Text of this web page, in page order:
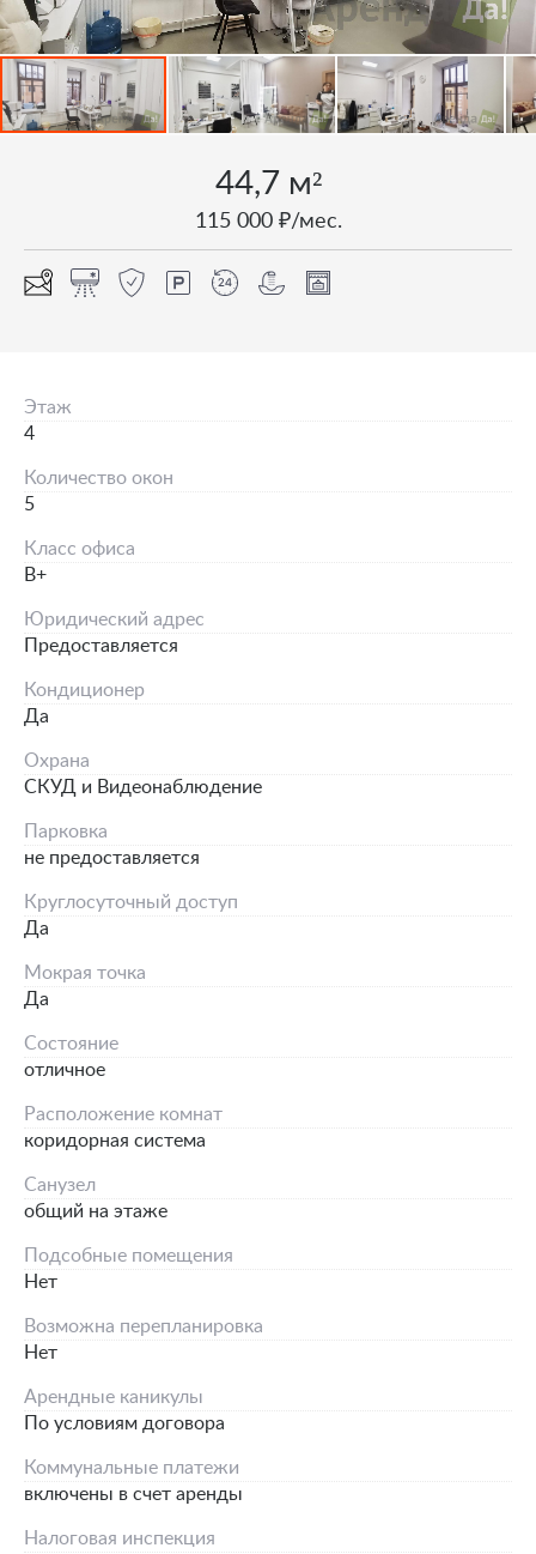
44,7 м²
115 000 ₽/мес.
Этаж
4
Количество окон
5
Класс офиса
B+
Юридический адрес
Предоставляется
Кондиционер
Да
Охрана
СКУД и Видеонаблюдение
Парковка
не предоставляется
Круглосуточный доступ
Да
Мокрая точка
Да
Состояние
отличное
Расположение комнат
коридорная система
Санузел
общий на этаже
Подсобные помещения
Нет
Возможна перепланировка
Нет
Арендные каникулы
По условиям договора
Коммунальные платежи
включены в счет аренды
Налоговая инспекция